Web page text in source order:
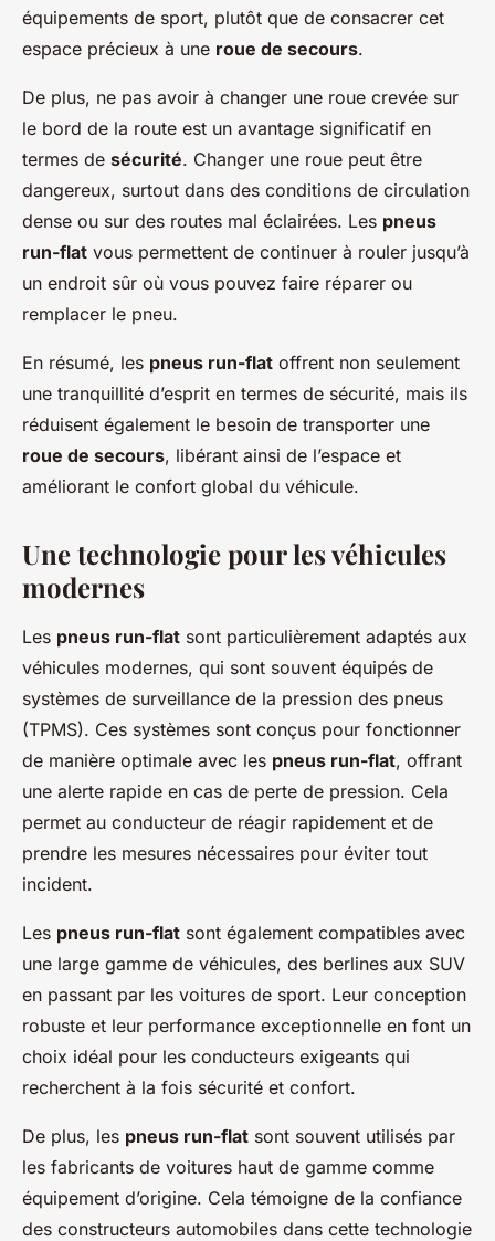
équipements de sport, plutôt que de consacrer cet
espace précieux à une roue de secours.
De plus, ne pas avoir à changer une roue crevée sur
le bord de la route est un avantage significatif en
termes de sécurité. Changer une roue peut être
dangereux, surtout dans des conditions de circulation
dense ou sur des routes mal éclairées. Les pneus
run-flat vous permettent de continuer à rouler jusqu’à
un endroit sûr où vous pouvez faire réparer ou
remplacer le pneu.
En résumé, les pneus run-flat offrent non seulement
une tranquillité d’esprit en termes de sécurité, mais ils
réduisent également le besoin de transporter une
roue de secours, libérant ainsi de l’espace et
améliorant le confort global du véhicule.
Une technologie pour les véhicules
modernes
Les pneus run-flat sont particulièrement adaptés aux
véhicules modernes, qui sont souvent équipés de
systèmes de surveillance de la pression des pneus
(TPMS). Ces systèmes sont conçus pour fonctionner
de manière optimale avec les pneus run-flat, offrant
une alerte rapide en cas de perte de pression. Cela
permet au conducteur de réagir rapidement et de
prendre les mesures nécessaires pour éviter tout
incident.
Les pneus run-flat sont également compatibles avec
une large gamme de véhicules, des berlines aux SUV
en passant par les voitures de sport. Leur conception
robuste et leur performance exceptionnelle en font un
choix idéal pour les conducteurs exigeants qui
recherchent à la fois sécurité et confort.
De plus, les pneus run-flat sont souvent utilisés par
les fabricants de voitures haut de gamme comme
équipement d’origine. Cela témoigne de la confiance
des constructeurs automobiles dans cette technologie